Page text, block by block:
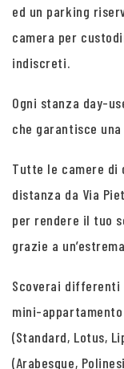
ed un parking
camera per
indiscreti.
Ogni stanza day-
che garantisce
Tutte le camere di
distanza da Via
per rendere il tuo
grazie a
Scoverai differenti
mini-
(Standard, Lotus,
(Arabesque,